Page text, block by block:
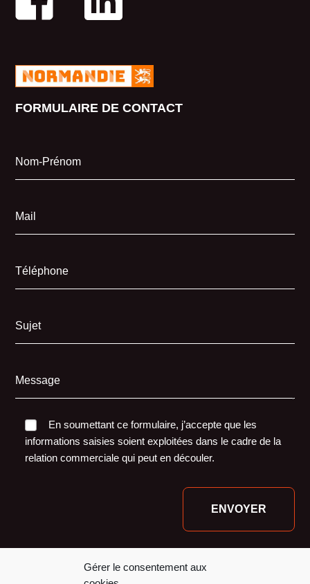
Gérer le consentement aux
FORMULAIRE DE CONTACT
Nom-Prénom
Mail
Téléphone
Sujet
Message
En soumettant ce formulaire, j’accepte que les
informations saisies soient exploitées dans le cadre de la
relation commerciale qui peut en découler.